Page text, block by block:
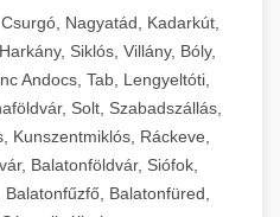
Nagyatád, Kadarkút,
Siklós, Villány, Bóly,
Andocs, Tab, Lengyeltóti,
Solt, Szabadszállás,
Kunszentmiklós, Ráckeve,
Balatonföldvár, Siófok,
Balatonfüred,